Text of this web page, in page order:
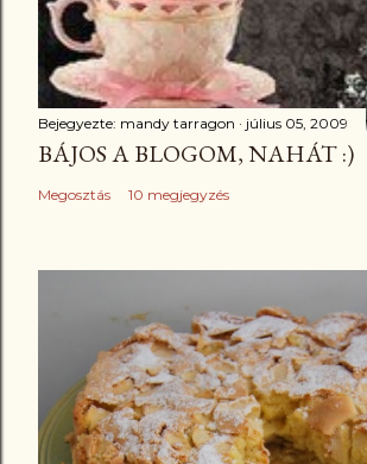
Bejegyezte: mandy tarragon július 05, 2009
BÁJOS A BLOGOM, NAHÁT :)
Megosztás 10 megjegyzés